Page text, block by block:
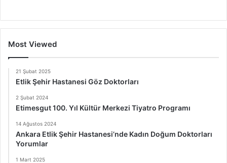
Most Viewed
21 Şubat 2025
Etlik Şehir Hastanesi Göz Doktorları
2 Şubat 2024
Etimesgut 100. Yıl Kültür Merkezi Tiyatro Programı
14 Ağustos 2024
Ankara Etlik Şehir Hastanesi’nde Kadın Doğum Doktorları
Yorumlar
1 Mart 2025